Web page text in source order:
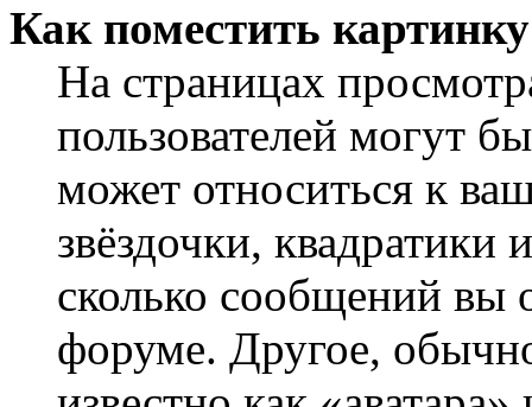
Как поместить
На страницах
пользователей могут
может относиться к
звёздочки,
сколько сообщений вы
форуме. Другое,